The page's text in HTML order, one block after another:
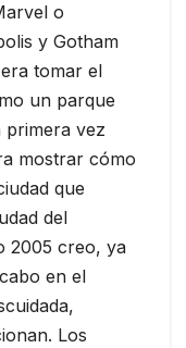
o
y Gotham
tomar el
un parque
primera vez
mostrar cómo
que
del
2005 creo, ya
en el
Los